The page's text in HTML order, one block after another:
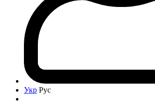
Укр Рус